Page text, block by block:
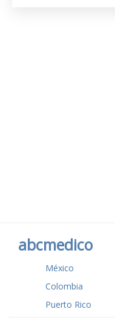
abcmedico
México
Colombia
Puerto Rico